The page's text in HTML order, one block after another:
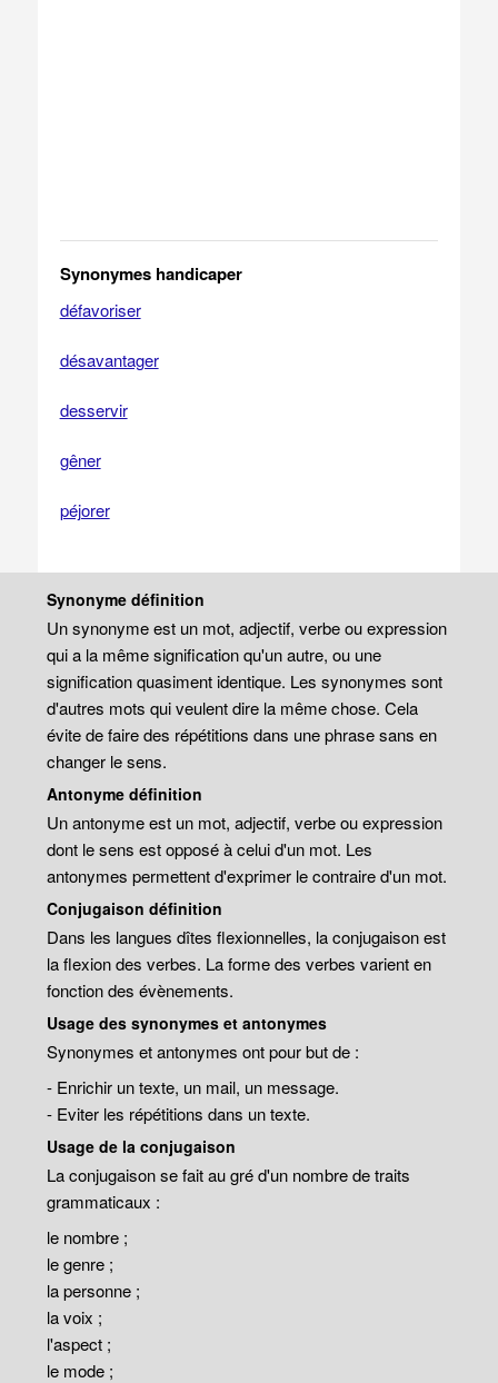
Synonymes handicaper
défavoriser
désavantager
desservir
gêner
péjorer
Synonyme définition
Un synonyme est un mot, adjectif, verbe ou expression
qui a la même signification qu'un autre, ou une
signification quasiment identique. Les synonymes sont
d'autres mots qui veulent dire la même chose. Cela
évite de faire des répétitions dans une phrase sans en
changer le sens.
Antonyme définition
Un antonyme est un mot, adjectif, verbe ou expression
dont le sens est opposé à celui d'un mot. Les
antonymes permettent d'exprimer le contraire d'un mot.
Conjugaison définition
Dans les langues dîtes flexionnelles, la conjugaison est
la flexion des verbes. La forme des verbes varient en
fonction des évènements.
Usage des synonymes et antonymes
Synonymes et antonymes ont pour but de :
- Enrichir un texte, un mail, un message.
- Eviter les répétitions dans un texte.
Usage de la conjugaison
La conjugaison se fait au gré d'un nombre de traits
grammaticaux :
le nombre ;
le genre ;
la personne ;
la voix ;
l'aspect ;
le mode ;